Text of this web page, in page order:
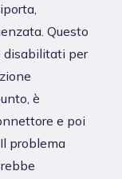
Questo
disabilitati per
è
e poi
problema